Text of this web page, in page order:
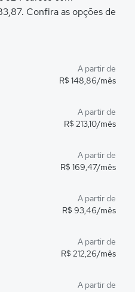
Confira as opções de
A partir de
R$ 148,86/mês
A partir de
R$ 213,10/mês
A partir de
R$ 169,47/mês
A partir de
R$ 93,46/mês
A partir de
R$ 212,26/mês
A partir de